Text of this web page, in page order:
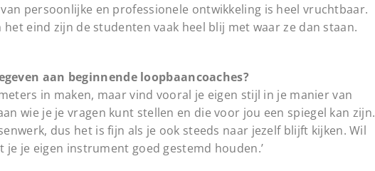
persoonlijke en professionele ontwikkeling is heel vruchtbaar.
eind zijn de studenten vaak heel blij met waar ze dan staan.
aan beginnende loopbaancoaches?
in maken, maar vind vooral je eigen stijl in je manier van
wie je je vragen kunt stellen en die voor jou een spiegel kan zijn.
dus het is fijn als je ook steeds naar jezelf blijft kijken. Wil
je eigen instrument goed gestemd houden.’